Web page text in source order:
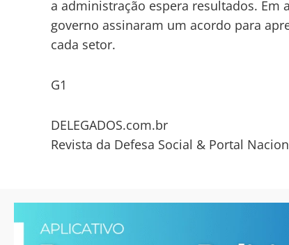
a administração espera resultados. Em
governo assinaram um acordo para
cada setor.
G1
DELEGADOS.com.br
Revista da Defesa Social & Portal